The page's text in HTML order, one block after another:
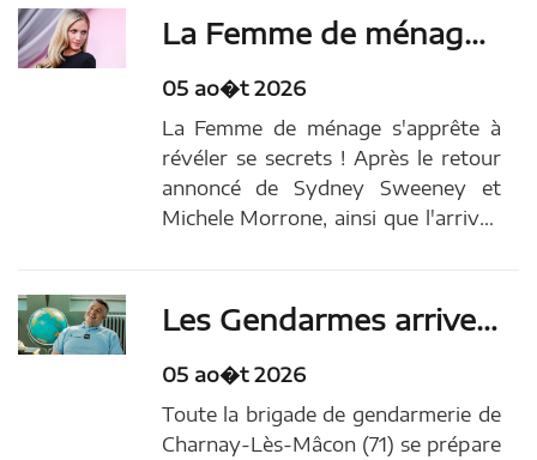
Nommée aux Oscars à deux reprises
au début des années 2000, la
comédienne britannique qui s’e…
La Femme de ménage 2 : une star de Pitch Perfect rejoint Sydney Sweeney dans la suite du phénomène !
05 ao�t 2026
La Femme de ménage s'apprête à
révéler se secrets ! Après le retour
annoncé de Sydney Sweeney et
Michele Morrone, ainsi que l'arrivée
rejoint le casting des Secrets de la
femme de ménage, l'adaptation du
roman de Freida...
Les Gendarmes arrivent au cinéma... Mais attention, rien à voir avec la célèbre saga avec Louis de Funès !
05 ao�t 2026
Toute la brigade de gendarmerie de
Charnay-Lès-Mâcon (71) se prépare